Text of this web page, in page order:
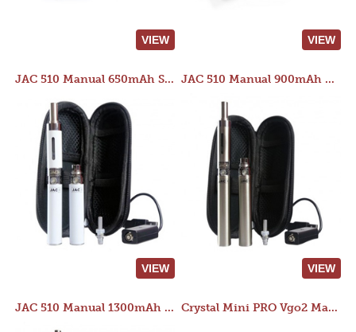
VIEW VIEW
JAC 510 Manual 650mAh Starter Kit
VIEW
JAC 510 Manual 900mAh Starter Kit
VIEW
JAC 510 Manual 1300mAh Starter Kit Crystal Mini PRO Vgo2 Manual 400mAh Kit